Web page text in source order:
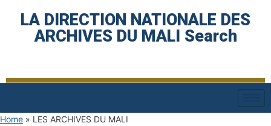
LA DIRECTION NATIONALE DES
ARCHIVES DU MALI Search
Home » LES ARCHIVES DU MALI